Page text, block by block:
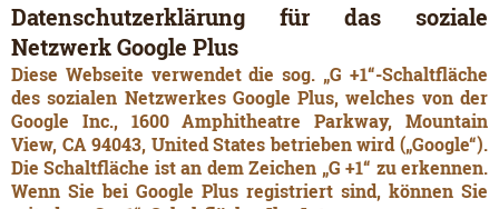
Datenschutzerklärung für das soziale
Netzwerk Google Plus
Diese Webseite verwendet die sog. „G +1“-Schaltfläche
des sozialen Netzwerkes Google Plus, welches von der
Google Inc., 1600 Amphitheatre Parkway, Mountain
View, CA 94043, United States betrieben wird („Google“).
Die Schaltfläche ist an dem Zeichen „G +1“ zu erkennen.
Wenn Sie bei Google Plus registriert sind, können Sie